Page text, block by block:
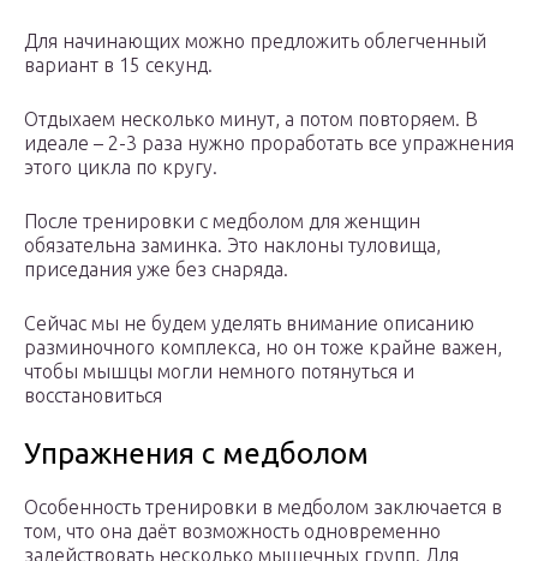
Для начинающих можно предложить облегченный
вариант в 15 секунд.
Отдыхаем несколько минут, а потом повторяем. В
идеале – 2-3 раза нужно проработать все упражнения
этого цикла по кругу.
После тренировки с медболом для женщин
обязательна заминка. Это наклоны туловища,
приседания уже без снаряда.
Сейчас мы не будем уделять внимание описанию
разминочного комплекса, но он тоже крайне важен,
чтобы мышцы могли немного потянуться и
восстановиться
Упражнения с медболом
Особенность тренировки в медболом заключается в
том, что она даёт возможность одновременно
задействовать несколько мышечных групп. Для